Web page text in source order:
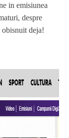
in emisiunea
despre
deja!